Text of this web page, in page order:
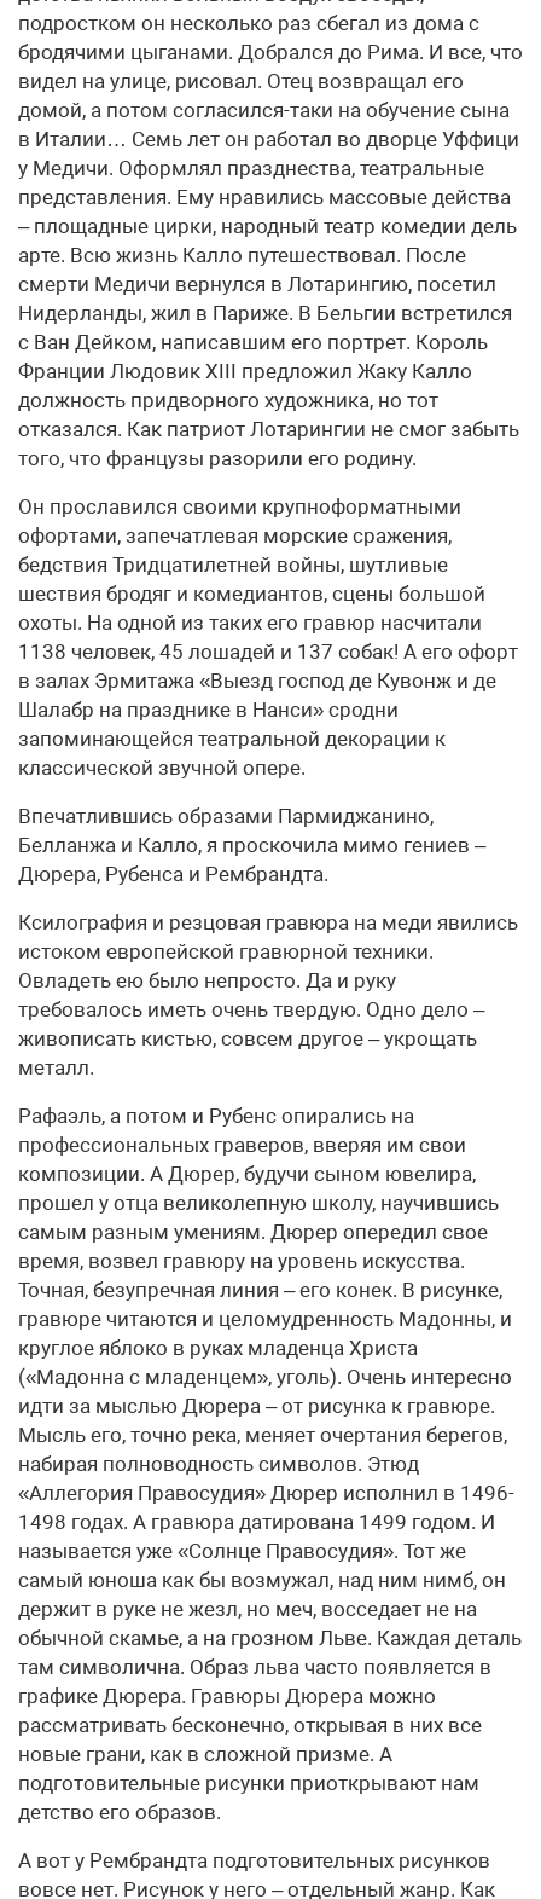
подростком он несколько раз сбегал из дома с
бродячими цыганами. Добрался до Рима. И все, что
видел на улице, рисовал. Отец возвращал его
домой, а потом согласился-таки на обучение сына
в Италии… Семь лет он работал во дворце Уффици
у Медичи. Оформлял празднества, театральные
представления. Ему нравились массовые действа
– площадные цирки, народный театр комедии дель
арте. Всю жизнь Калло путешествовал. После
смерти Медичи вернулся в Лотарингию, посетил
Нидерланды, жил в Париже. В Бельгии встретился
с Ван Дейком, написавшим его портрет. Король
Франции Людовик XIII предложил Жаку Калло
должность придворного художника, но тот
отказался. Как патриот Лотарингии не смог забыть
того, что французы разорили его родину.
Он прославился своими крупноформатными
офортами, запечатлевая морские сражения,
бедствия Тридцатилетней войны, шутливые
шествия бродяг и комедиантов, сцены большой
охоты. На одной из таких его гравюр насчитали
1138 человек, 45 лошадей и 137 собак! А его офорт
в залах Эрмитажа «Выезд господ де Кувонж и де
Шалабр на празднике в Нанси» сродни
запоминающейся театральной декорации к
классической звучной опере.
Впечатлившись образами Пармиджанино,
Белланжа и Калло, я проскочила мимо гениев –
Дюрера, Рубенса и Рембрандта.
Ксилография и резцовая гравюра на меди явились
истоком европейской гравюрной техники.
Овладеть ею было непросто. Да и руку
требовалось иметь очень твердую. Одно дело –
живописать кистью, совсем другое – укрощать
металл.
Рафаэль, а потом и Рубенс опирались на
профессиональных граверов, вверяя им свои
композиции. А Дюрер, будучи сыном ювелира,
прошел у отца великолепную школу, научившись
самым разным умениям. Дюрер опередил свое
время, возвел гравюру на уровень искусства.
Точная, безупречная линия – его конек. В рисунке,
гравюре читаются и целомудренность Мадонны, и
круглое яблоко в руках младенца Христа
(«Мадонна с младенцем», уголь). Очень интересно
идти за мыслью Дюрера – от рисунка к гравюре.
Мысль его, точно река, меняет очертания берегов,
набирая полноводность символов. Этюд
«Аллегория Правосудия» Дюрер исполнил в 1496-
1498 годах. А гравюра датирована 1499 годом. И
называется уже «Солнце Правосудия». Тот же
самый юноша как бы возмужал, над ним нимб, он
держит в руке не жезл, но меч, восседает не на
обычной скамье, а на грозном Льве. Каждая деталь
там символична. Образ льва часто появляется в
графике Дюрера. Гравюры Дюрера можно
рассматривать бесконечно, открывая в них все
новые грани, как в сложной призме. А
подготовительные рисунки приоткрывают нам
детство его образов.
А вот у Рембрандта подготовительных рисунков
вовсе нет. Рисунок у него – отдельный жанр. Как